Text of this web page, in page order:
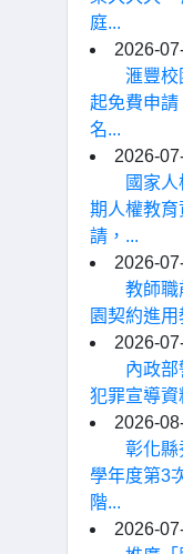
庭...
2026-
滙豐校
起免費申
名...
2026-
國家
期人權教
請，...
2026-
教師職
園契約進
2026-
內政
犯罪宣導資
2026-
彰化縣
學年度第3
階...
2026-